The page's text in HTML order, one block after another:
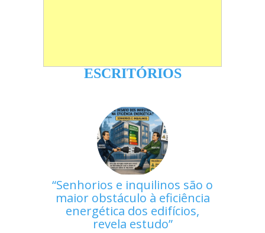
ESCRITÓRIOS
Senhorios e inquilinos são o
maior obstáculo à eficiência
energética dos edifícios,
revela estudo